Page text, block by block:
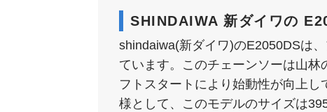
SHINDAIWA 新ダイワの
shindaiwa(新ダイワ)のE2050DSは
ています。このチェーンソーは山
フトスタートにより始動性が向上
様として、このモデルのサイズは